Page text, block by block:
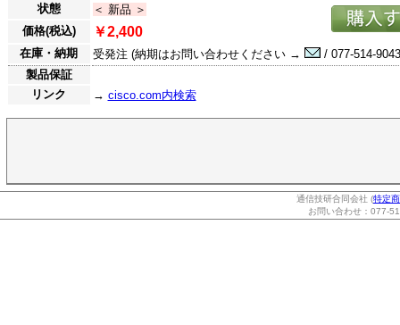
状態
＜ 新品 ＞
価格(税込)
￥2,400
在庫・納期 受発注 (納期はお問い合わせください →
/ 077-514-
製品保証
リンク
→ cisco.com内検索
通信技研合同会社 (特定
お問い合わせ：077-